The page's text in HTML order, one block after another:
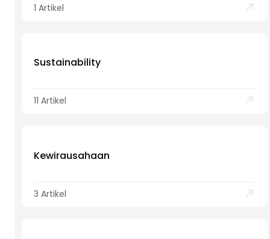
1 Artikel
Sustainability
11 Artikel
Kewirausahaan
3 Artikel